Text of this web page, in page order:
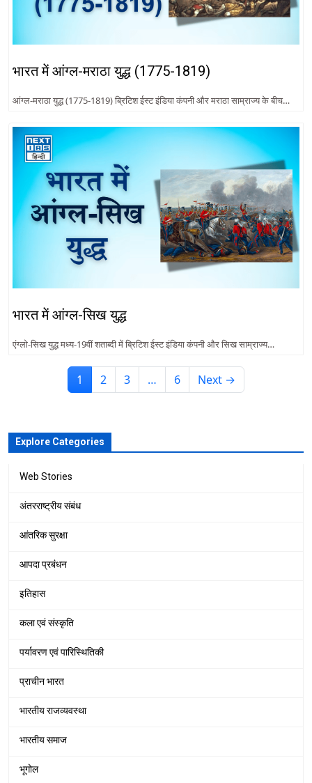
भारत में आंग्ल-मराठा युद्ध (1775-1819)
आंग्ल-मराठा युद्ध (1775-1819) ब्रिटिश ईस्ट इंडिया कंपनी और मराठा साम्राज्य के बीच…
भारत में आंग्ल-सिख युद्ध
एंग्लो-सिख युद्ध मध्य-19वीं शताब्दी में ब्रिटिश ईस्ट इंडिया कंपनी और सिख साम्राज्य…
1 2 3 … 6 Next →
Explore Categories
Web Stories
अंतरराष्ट्रीय संबंध
आंतरिक सुरक्षा
आपदा प्रबंधन
इतिहास
कला एवं संस्कृति
पर्यावरण एवं पारिस्थितिकी
प्राचीन भारत
भारतीय राजव्यवस्था
भारतीय समाज
भूगोल